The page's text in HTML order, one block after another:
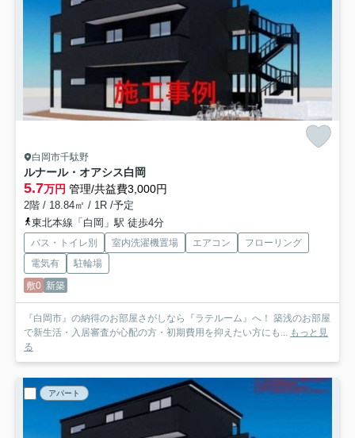
白岡市千駄野
ルナール・オアシス白岡
5.7万円 管理/共益費3,000円
2階 / 18.84㎡ / 1R /予定
東北本線「白岡」駅 徒歩4分
バス・トイレ別 室内洗濯機置場 エアコン
フローリング
電気有
駐輪場
敷0 新築
『白岡市』の納得のお部屋さがしなら『ラテルーム』へ！ 築浅のお部屋
で新生活・入居審査が心配の方・初期費用を抑えたい方にも... もっと見
る
アパート